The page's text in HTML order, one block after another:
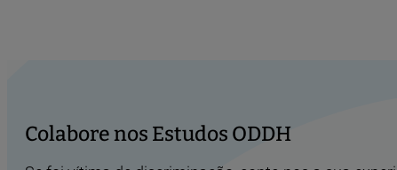
Colabore nos Estudos ODDH